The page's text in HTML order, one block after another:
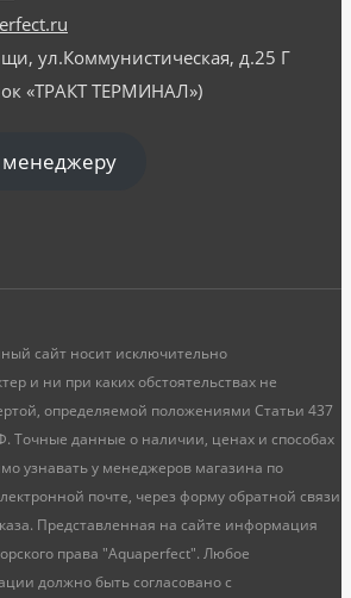
ул.Коммунистическая, д.25 Г
«ТРАКТ ТЕРМИНАЛ»)
менеджеру
сайт носит исключительно
и ни при каких обстоятельствах не
определяемой положениями Статьи 437
Точные данные о наличии, ценах и способах
узнавать у менеджеров магазина по
почте, через форму обратной связи
Представленная на сайте информация
права "Aquaperfect". Любое
должно быть согласовано с